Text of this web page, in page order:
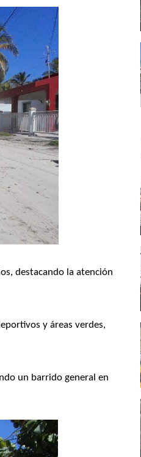
destacando la atención
y áreas verdes,
un barrido general en